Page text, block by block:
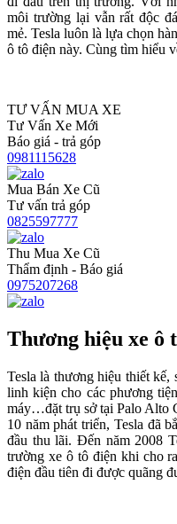
môi trường lại vẫn rất độc
mẻ. Tesla luôn là lựa chọn
ô tô điện này. Cùng tìm hiểu
TƯ VẤN MUA XE
Tư Vấn Xe Mới
Báo giá - trả góp
0981115628
Mua Bán Xe Cũ
Tư vấn trả góp
0825597777
Thu Mua Xe Cũ
Thẩm định - Báo giá
0975207268
Thương hiệu xe ô
Tesla là thương hiệu thiết kế,
linh kiện cho các phương
máy…đặt trụ sở tại Palo Alto
10 năm phát triển, Tesla đã
đầu thu lãi. Đến năm 2008
trường xe ô tô điện khi cho
điện đầu tiên đi được quãng